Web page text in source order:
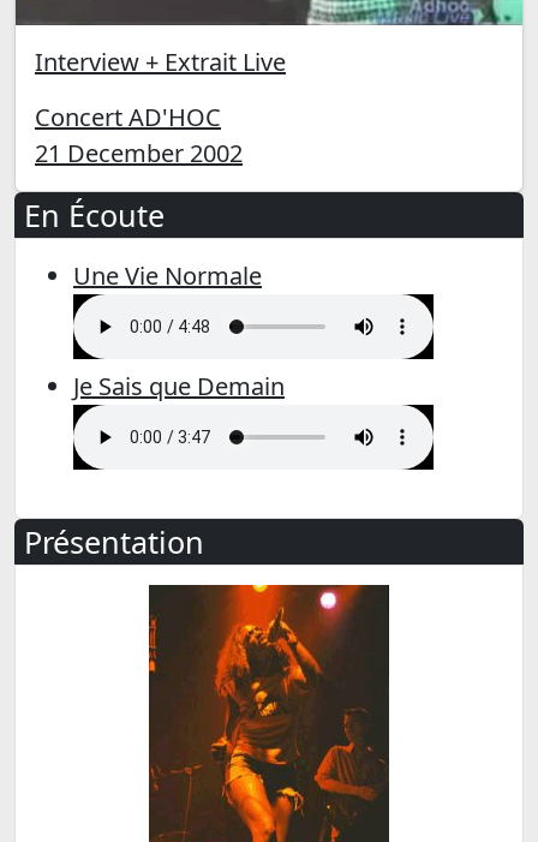
Interview + Extrait Live
Concert AD'HOC
21 December 2002
En Écoute
Une Vie Normale
Je Sais que Demain
Présentation